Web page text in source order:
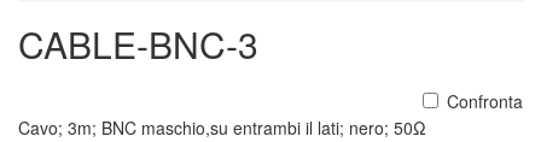
CABLE-BNC-3
Confronta
Cavo; 3m; BNC maschio,su entrambi il lati; nero; 50Ω